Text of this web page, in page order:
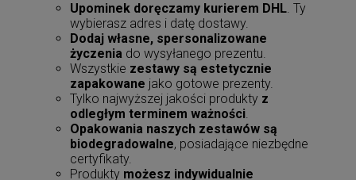
Upominek doręczamy kurierem DHL. Ty
wybierasz adres i datę dostawy.
Dodaj własne, spersonalizowane
życzenia do wysyłanego prezentu.
Wszystkie zestawy są estetycznie
zapakowane jako gotowe prezenty.
Tylko najwyższej jakości produkty z
odległym terminem ważności.
Opakowania naszych zestawów są
biodegradowalne, posiadające niezbędne
certyfikaty.
Produkty możesz indywidualnie